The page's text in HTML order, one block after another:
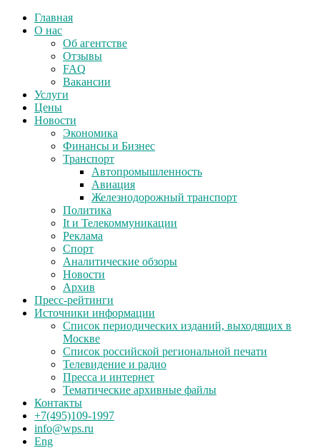
Главная
О нас
Об агентстве
Отзывы
FAQ
Вакансии
Услуги
Цены
Новости
Экономика
Финансы и Бизнес
Транспорт
Автопромышленность
Авиация
Железнодорожный транспорт
Политика
It и Телекоммуникации
Реклама
Спорт
Аналитические обзоры
Новости
Архив
Пресс-рейтинги
Источники информации
Список периодических изданий, выходящих в
Москве
Список российской региональной печати
Телевидение и радио
Пресса и интернет
Тематические архивные файлы
Контакты
+7(495)109-1997
info@wps.ru
Eng